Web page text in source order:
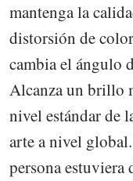
mantenga la
distorsión de
cambia el ángulo
Alcanza un brillo
nivel estándar de
arte a nivel
persona estuviera